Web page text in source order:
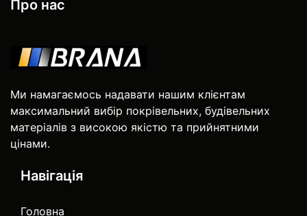
Про нас
Ми намагаємось надавати нашим клієнтам
максимальний вибір покрівельних, будівельних
матеріалів з високою якістю та прийнятними
цінами.
Навігація
Головна